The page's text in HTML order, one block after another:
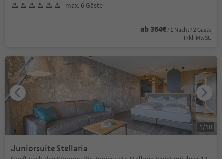
max. 6 Gäste
ab 364€ / 1 Nacht / 2 Gäste
Inkl. MwSt.
Juniorsuite Stellaria
1 /10